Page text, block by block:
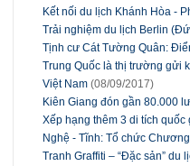
Kết nối du lịch Khánh Hòa -
Trải nghiệm du lịch Berlin
Tịnh cư Cát Tường Quân:
Trung Quốc là thị trường gửi
Việt Nam (08/09/2017)
Kiên Giang đón gần 80.000
Xếp hạng thêm 3 di tích
Nghệ - Tĩnh: Tổ chức
Tranh Graffiti – “Đặc sản” du